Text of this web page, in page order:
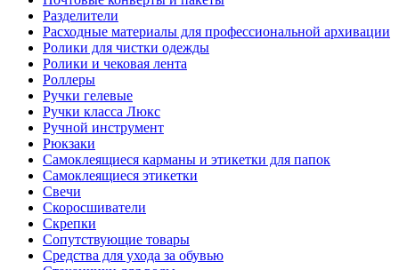
Разделители
Расходные материалы для профессиональной архивации
Ролики для чистки одежды
Ролики и чековая лента
Роллеры
Ручки гелевые
Ручки класса Люкс
Ручной инструмент
Рюкзаки
Самоклеящиеся карманы и этикетки для папок
Самоклеящиеся этикетки
Свечи
Скоросшиватели
Скрепки
Сопутствующие товары
Средства для ухода за обувью